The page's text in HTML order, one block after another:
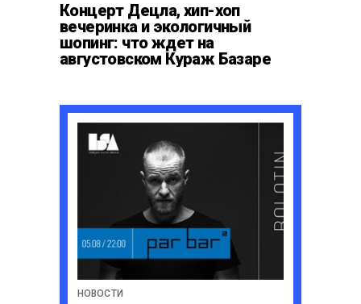
Концерт Децла, хип-хоп
вечеринка и экологичный
шопинг: что ждет на
августовском Кураж Базаре
НОВОСТИ